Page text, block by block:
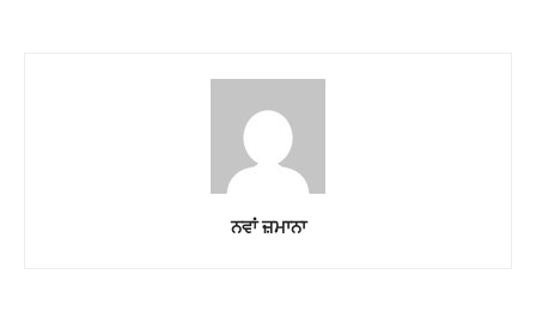
ਨਵਾਂ ਜ਼ਮਾਨਾ